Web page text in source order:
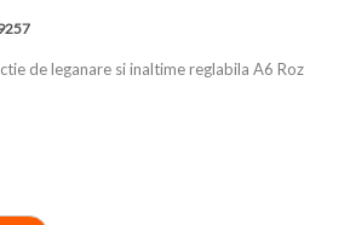
de leganare si inaltime reglabila A6 Roz